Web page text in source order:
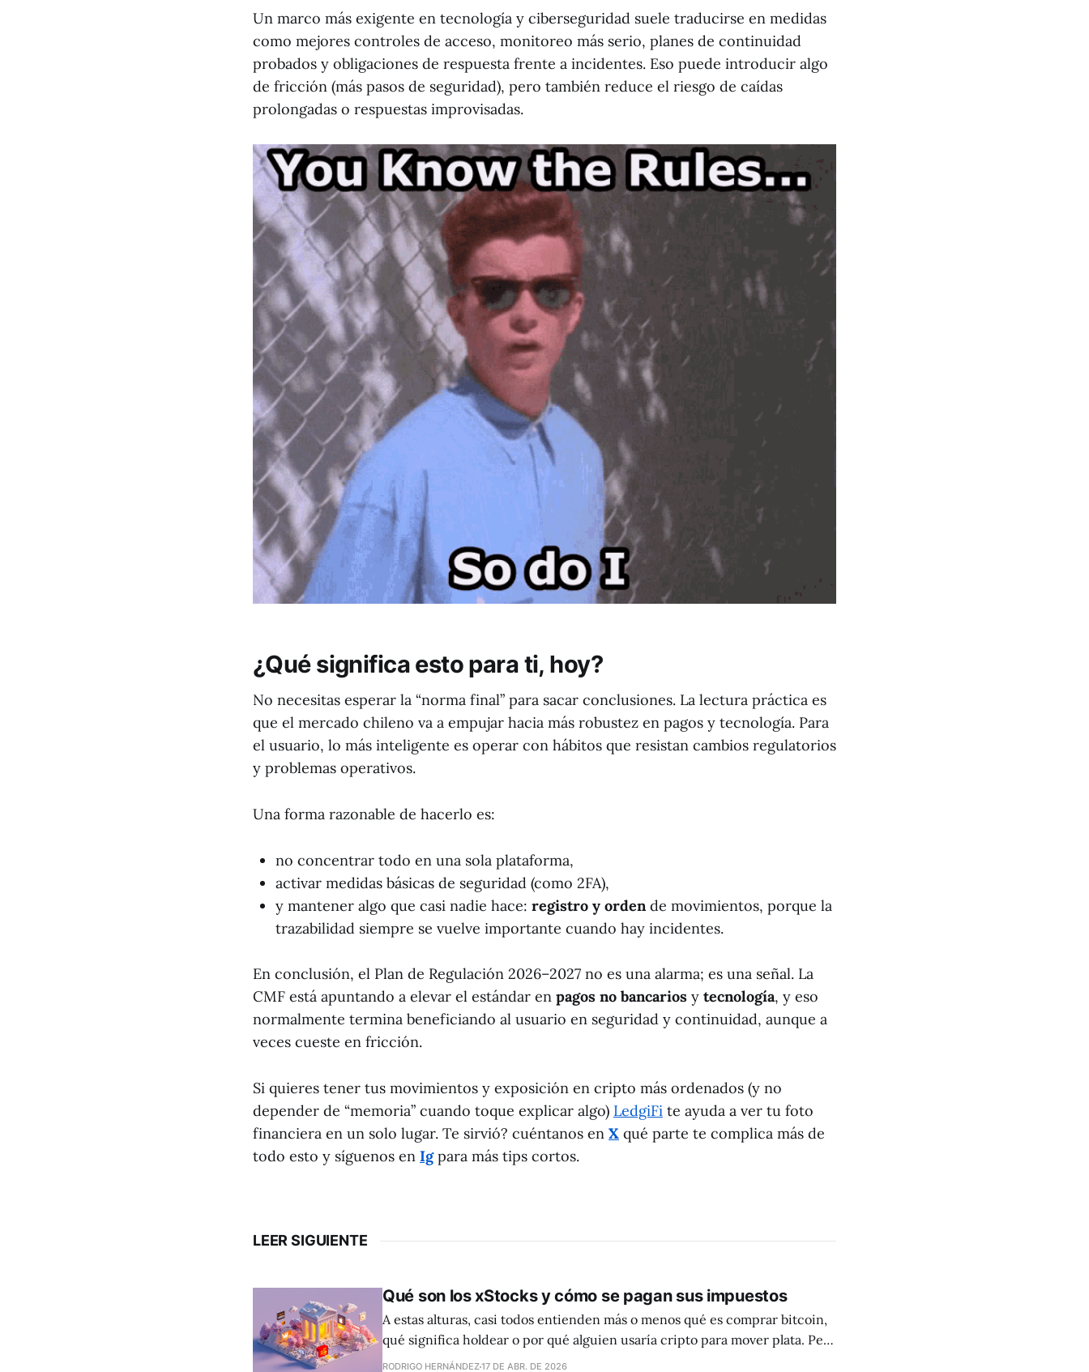
Un marco más exigente en tecnología y ciberseguridad suele traducirse en medidas
como mejores controles de acceso, monitoreo más serio, planes de continuidad
probados y obligaciones de respuesta frente a incidentes. Eso puede introducir algo
de fricción (más pasos de seguridad), pero también reduce el riesgo de caídas
prolongadas o respuestas improvisadas.
¿Qué significa esto para ti, hoy?
No necesitas esperar la “norma final” para sacar conclusiones. La lectura práctica es
que el mercado chileno va a empujar hacia más robustez en pagos y tecnología. Para
el usuario, lo más inteligente es operar con hábitos que resistan cambios regulatorios
y problemas operativos.
Una forma razonable de hacerlo es:
no concentrar todo en una sola plataforma,
activar medidas básicas de seguridad (como 2FA),
y mantener algo que casi nadie hace: registro y orden de movimientos, porque la
trazabilidad siempre se vuelve importante cuando hay incidentes.
En conclusión, el Plan de Regulación 2026–2027 no es una alarma; es una señal. La
CMF está apuntando a elevar el estándar en pagos no bancarios y tecnología, y eso
normalmente termina beneficiando al usuario en seguridad y continuidad, aunque a
veces cueste en fricción.
Si quieres tener tus movimientos y exposición en cripto más ordenados (y no
depender de “memoria” cuando toque explicar algo) LedgiFi te ayuda a ver tu foto
financiera en un solo lugar. Te sirvió? cuéntanos en X qué parte te complica más de
todo esto y síguenos en Igpara más tips cortos.
LEER SIGUIENTE
Qué son los xStocks y cómo se pagan sus impuestos
A estas alturas, casi todos entienden más o menos qué es comprar bitcoin,
qué significa holdear o por qué alguien usaría cripto para mover plata. Pero
cuando aparece el concepto de xStocks, la conversación se pone rara.
RODRIGO HERNÁNDEZ17 DE ABR. DE 2026